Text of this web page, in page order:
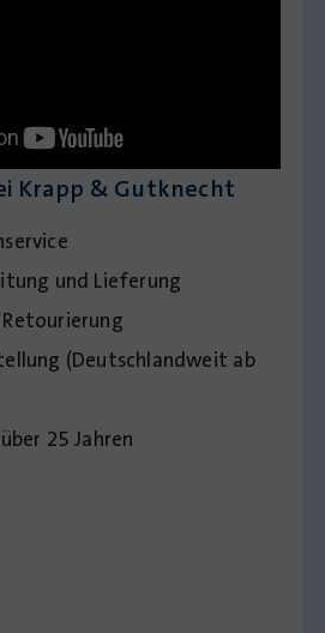
Krapp & Gutknecht
und Lieferung
(Deutschlandweit ab
25 Jahren